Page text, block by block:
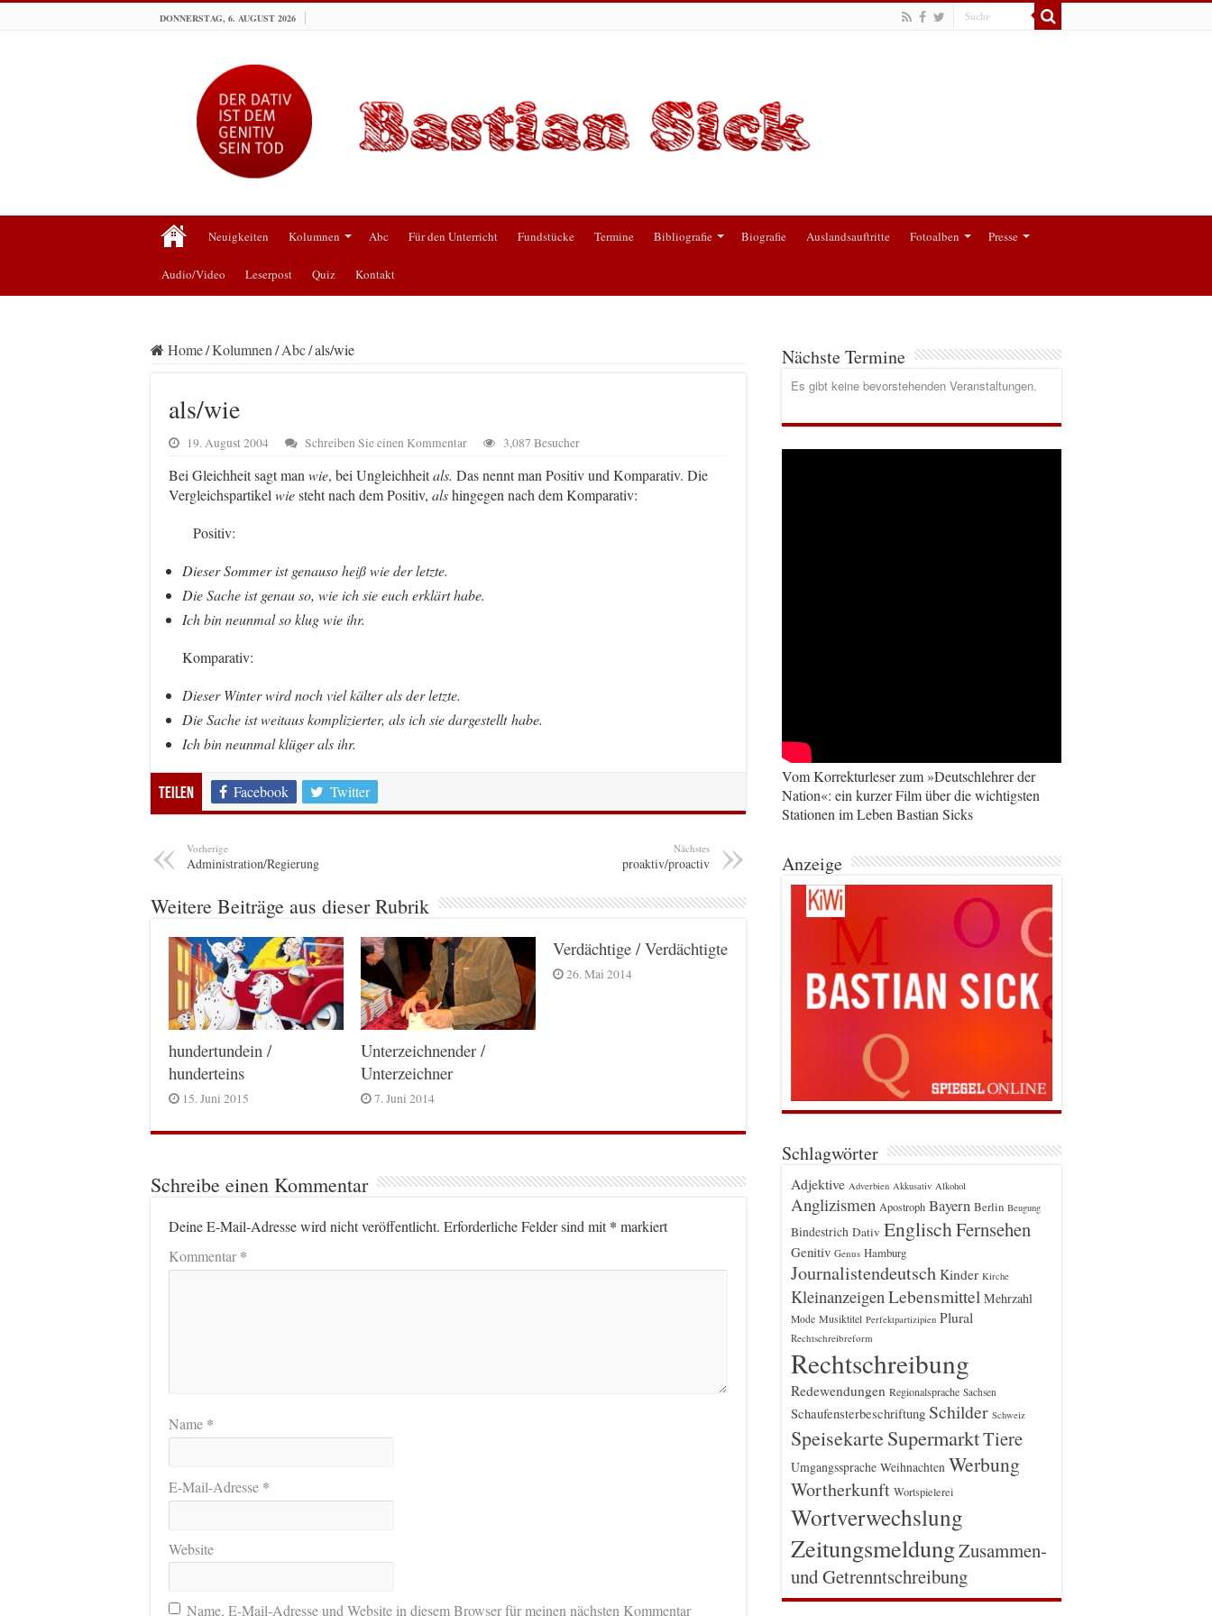
DONNERSTAG, 6. AUGUST 2026
Neuigkeiten Kolumnen Abc Für den Unterricht Fundstücke Termine Bibliografie Biografie Auslandsauftritte Fotoalben Presse
Audio/Video Leserpost Quiz Kontakt
Home/Kolumnen/Abc/als/wie
als/wie
19. August 2004 Schreiben Sie einen Kommentar 3,087 Besucher
Bei Gleichheit sagt man wie, bei Ungleichheitals. Das nennt man Positiv und Komparativ. Die
Vergleichspartikel wiesteht nach dem Positiv, alshingegen nach dem Komparativ:
Positiv:
Dieser Sommer ist genauso heiß wie der letzte.
Die Sache ist genau so, wie ich sie euch erklärt habe.
Ich bin neunmal so klug wie ihr.
Komparativ:
Dieser Winter wird noch viel kälter als der letzte.
Die Sache ist weitaus komplizierter, als ich sie dargestellt habe.
Ich bin neunmal klüger als ihr.
Teilen Facebook Twitter
Vorherige
Administration/Regierung
Nächstes
proaktiv/proactiv
Weitere Beiträge aus dieser Rubrik
hundertundein /
hunderteins
15. Juni 2015
Unterzeichnender /
Unterzeichner
7. Juni 2014
Verdächtige / Verdächtigte
26. Mai 2014
Schreibe einen Kommentar
Deine E-Mail-Adresse wird nicht veröffentlicht. Erforderliche Felder sind mit* markiert
Kommentar*
Name *
E-Mail-Adresse *
Website
Name, E-Mail-Adresse und Website in diesem Browser für meinen nächsten Kommentar
Nächste Termine
Es gibt keine bevorstehenden Veranstaltungen.
Vom Korrekturleser zum »Deutschlehrer der
Nation«: ein kurzer Film über die wichtigsten
Stationen im Leben Bastian Sicks
Anzeige
Schlagwörter
Adjektive Adverbien Akkusativ Alkohol
Anglizismen Apostroph Bayern Berlin Beugung
Bindestrich Dativ EnglischFernsehen
Genitiv Genus Hamburg
Journalistendeutsch Kinder Kirche
Kleinanzeigen Lebensmittel Mehrzahl
Mode Musiktitel Perfektpartizipien Plural
Rechtschreibreform
Rechtschreibung
Redewendungen Regionalsprache Sachsen
Schaufensterbeschriftung Schilder Schweiz
Speisekarte SupermarktTiere
Umgangssprache Weihnachten Werbung
Wortherkunft Wortspielerei
Wortverwechslung
ZeitungsmeldungZusammen-
und Getrenntschreibung